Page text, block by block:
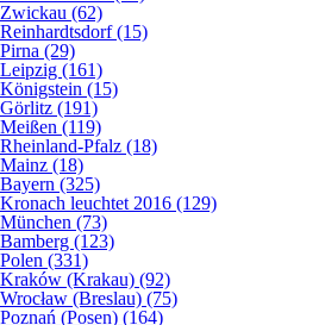
Zwickau (62)
Reinhardtsdorf (15)
Pirna (29)
Leipzig (161)
Königstein (15)
Görlitz (191)
Meißen (119)
Rheinland-Pfalz (18)
Mainz (18)
Bayern (325)
Kronach leuchtet 2016 (129)
München (73)
Bamberg (123)
Polen (331)
Kraków (Krakau) (92)
Wrocław (Breslau) (75)
Poznań (Posen) (164)